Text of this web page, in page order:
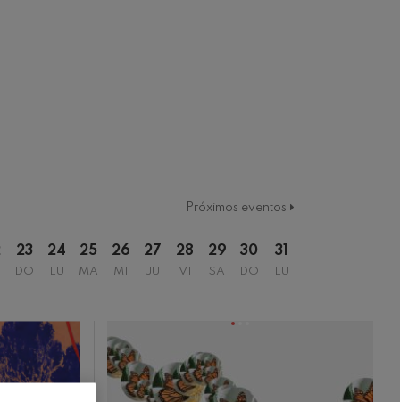
Próximos eventos
23
DO
24
LU
25
MA
26
MI
27
JU
28
VI
29
SA
30
DO
31
LU